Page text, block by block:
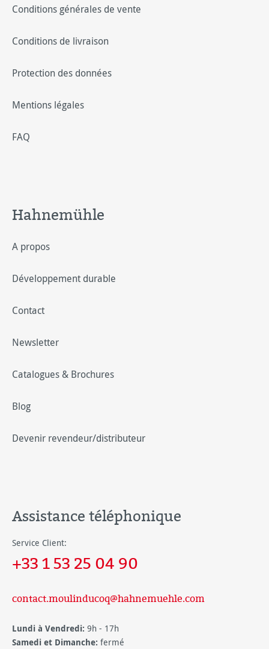
Conditions générales de vente
Conditions de livraison
Protection des données
Mentions légales
FAQ
Hahnemühle
A propos
Développement durable
Contact
Newsletter
Catalogues & Brochures
Blog
Devenir revendeur/distributeur
Assistance téléphonique
Service Client:
+33 1 53 25 04 90
contact.moulinducoq@hahnemuehle.com
Lundi à Vendredi: 9h - 17h
Samedi et Dimanche: fermé